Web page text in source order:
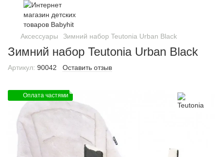
Аксессуары Зимний набор Teutonia Urban Black
Зимний набор Teutonia Urban Black
Артикул: 90042 Оставить отзыв
Оплата частями